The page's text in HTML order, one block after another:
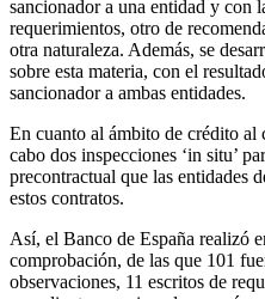
sancionador a una entidad y con
requerimientos, otro de
otra naturaleza. Además, se
sobre esta materia, con el
sancionador a ambas entidades.
En cuanto al ámbito de crédito al
cabo dos inspecciones ‘in situ’
precontractual que las entidades
estos contratos.
Así, el Banco de España realizó
comprobación, de las que 101
observaciones, 11 escritos de